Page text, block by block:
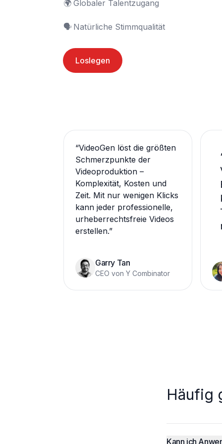
🌍	Globaler Talentzugang
🗣️	Natürliche Stimmqualität
Loslegen
“VideoGen löst die größten
Schmerzpunkte der
Videoproduktion –
Komplexität, Kosten und
Zeit. Mit nur wenigen Klicks
kann jeder professionelle,
urheberrechtsfreie Videos
erstellen.”
Garry Tan
CEO von Y Combinator
Häufig
Kann ich